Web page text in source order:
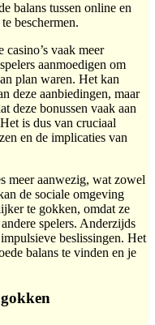
balans tussen online en
beschermen.
vaak meer
aanmoedigen om
plan waren. Het kan
deze aanbiedingen, maar
deze bonussen vaak aan
is dus van cruciaal
en de implicaties van
meer aanwezig, wat zowel
de sociale omgeving
te gokken, omdat ze
spelers. Anderzijds
beslissingen. Het
balans te vinden en je